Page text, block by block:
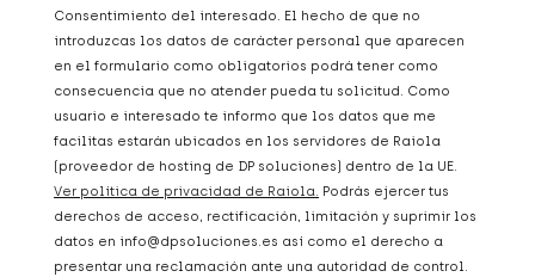
Consentimiento del interesado. El hecho de que no
introduzcas los datos de carácter personal que aparecen
en el formulario como obligatorios podrá tener como
consecuencia que no atender pueda tu solicitud. Como
usuario e interesado te informo que los datos que me
facilitas estarán ubicados en los servidores de Raiola
(proveedor de hosting de DP soluciones) dentro de la UE.
Ver política de privacidad de Raiola. Podrás ejercer tus
derechos de acceso, rectificación, limitación y suprimir los
datos en info@dpsoluciones.es así como el derecho a
presentar una reclamación ante una autoridad de control.